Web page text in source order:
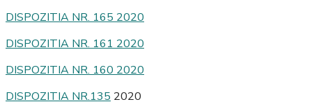
DISPOZITIA NR. 165 2020
DISPOZITIA NR. 161 2020
DISPOZITIA NR. 160 2020
DISPOZITIA NR.135 2020